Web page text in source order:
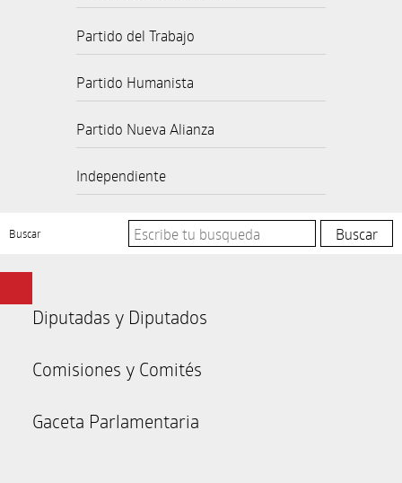
Partido del Trabajo
Partido Humanista
Partido Nueva Alianza
Independiente
Buscar
Diputadas y Diputados
Comisiones y Comités
Gaceta Parlamentaria